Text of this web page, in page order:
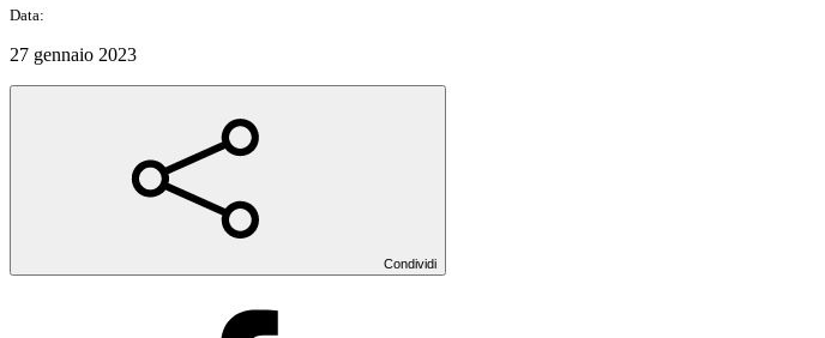
Data:
27 gennaio 2023
Condividi